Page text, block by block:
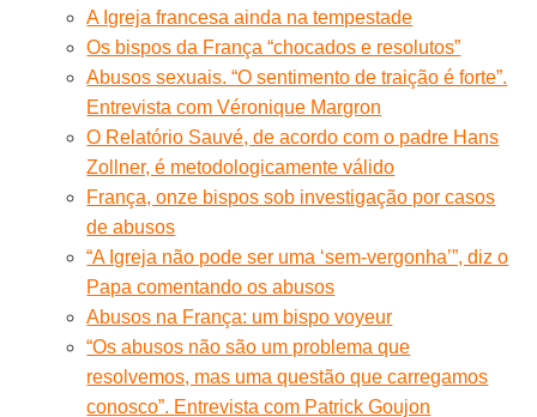
A Igreja francesa ainda na tempestade
Os bispos da França “chocados e resolutos”
Abusos sexuais. “O sentimento de traição é forte”.
Entrevista com Véronique Margron
O Relatório Sauvé, de acordo com o padre Hans
Zollner, é metodologicamente válido
França, onze bispos sob investigação por casos
de abusos
“A Igreja não pode ser uma ‘sem-vergonha’”, diz o
Papa comentando os abusos
Abusos na França: um bispo voyeur
“Os abusos não são um problema que
resolvemos, mas uma questão que carregamos
conosco”. Entrevista com Patrick Goujon